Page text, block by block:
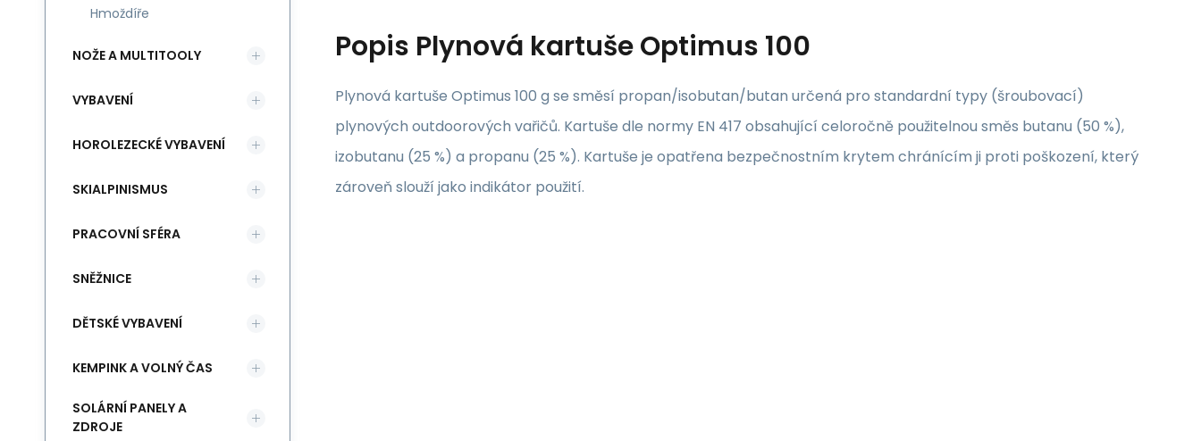
Popis Plynová kartuše Optimus 100
Plynová kartuše Optimus 100 g se směsí propan/isobutan/butan určená pro standardní typy (šroubovací)
plynových outdoorových vařičů. Kartuše dle normy EN 417 obsahující celoročně použitelnou směs butanu (50 %),
izobutanu (25 %) a propanu (25 %). Kartuše je opatřena bezpečnostním krytem chránícím ji proti poškození, který
zároveň slouží jako indikátor použití.
Hmoždíře
NOŽE A MULTITOOLY
VYBAVENÍ
HOROLEZECKÉ VYBAVENÍ
SKIALPINISMUS
PRACOVNÍ SFÉRA
SNĚŽNICE
DĚTSKÉ VYBAVENÍ
KEMPINK A VOLNÝ ČAS
SOLÁRNÍ PANELY A
ZDROJE